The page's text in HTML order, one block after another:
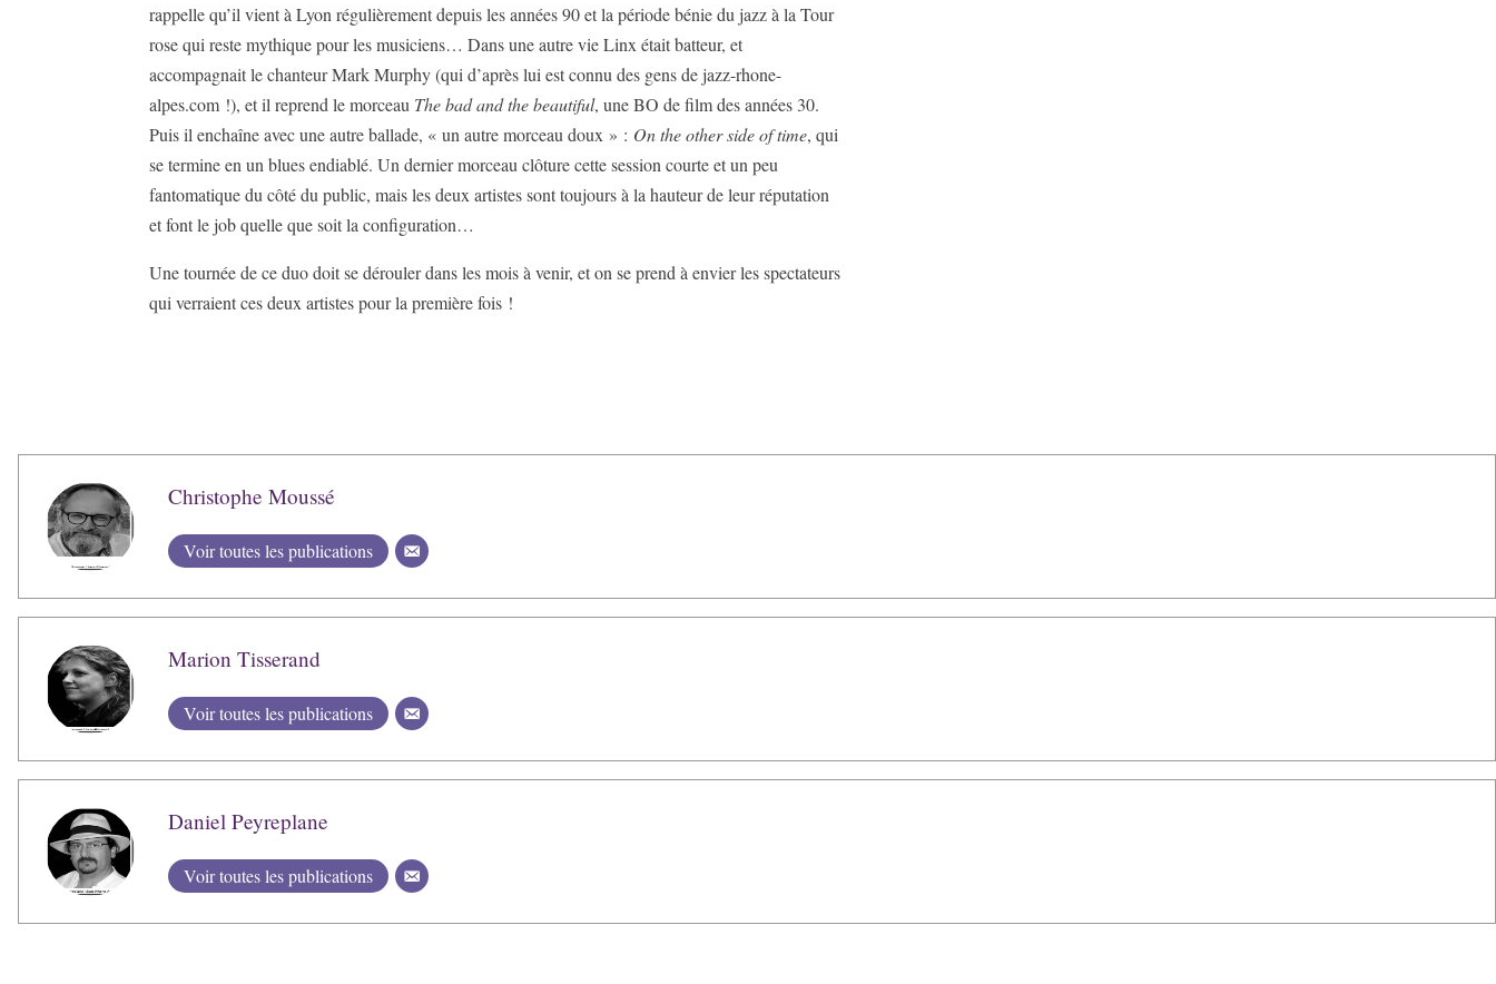
rappelle qu’il vient à Lyon régulièrement depuis les années 90 et la période bénie du jazz à la Tour
rose qui reste mythique pour les musiciens… Dans une autre vie Linx était batteur, et
accompagnait le chanteur Mark Murphy (qui d’après lui est connu des gens de jazz-rhone-
alpes.com !), et il reprend le morceau The bad and the beautiful, une BO de film des années 30.
Puis il enchaîne avec une autre ballade, « un autre morceau doux » : On the other side of time, qui
se termine en un blues endiablé. Un dernier morceau clôture cette session courte et un peu
fantomatique du côté du public, mais les deux artistes sont toujours à la hauteur de leur réputation
et font le job quelle que soit la configuration…
Une tournée de ce duo doit se dérouler dans les mois à venir, et on se prend à envier les spectateurs
qui verraient ces deux artistes pour la première fois !
Christophe Moussé
Voir toutes les publications
Marion Tisserand
Voir toutes les publications
Daniel Peyreplane
Voir toutes les publications